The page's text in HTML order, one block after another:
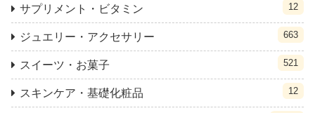
サプリメント・ビタミン 12
ジュエリー・アクセサリー 663
スイーツ・お菓子 521
スキンケア・基礎化粧品 12